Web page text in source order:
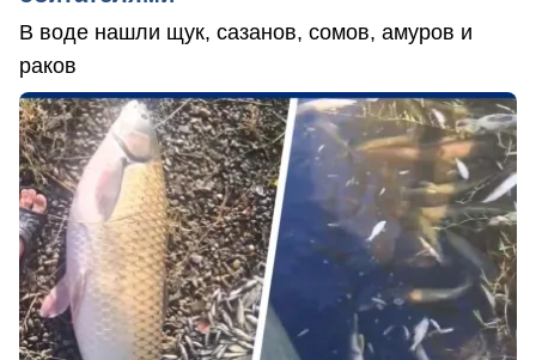
В воде нашли щук, сазанов, сомов, амуров и
раков